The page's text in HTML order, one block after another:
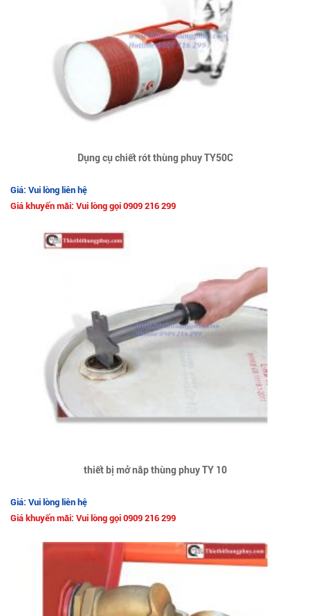
Dụng cụ chiết rót thùng phuy TY50C
Giá: Vui lòng liên hệ
Giá khuyến mãi: Vui lòng gọi 0909 216 299
thiết bị mở nắp thùng phuy TY 10
Giá: Vui lòng liên hệ
Giá khuyến mãi: Vui lòng gọi 0909 216 299